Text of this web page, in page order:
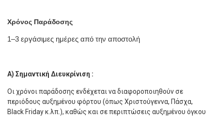
Χρόνος Παράδοσης
1–3 εργάσιμες ημέρες από την αποστολή
Α) Σημαντική Διευκρίνιση :
Οι χρόνοι παράδοσης ενδέχεται να διαφοροποιηθούν σε
περιόδους αυξημένου φόρτου (όπως Χριστούγεννα, Πάσχα,
Black Friday κ.λπ.), καθώς και σε περιπτώσεις αυξημένου όγκου